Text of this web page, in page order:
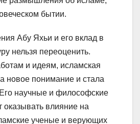
бытии.
Абу Яхьи и его вклад в
нельзя переоценить.
и идеям, исламская
новое понимание и стала
научные и философские
влияние на
ученые и верующих